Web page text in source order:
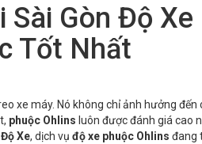
Gòn Độ
Tốt Nhất
xe máy. Nó không chỉ ảnh hưởng
phuộc Ohlins luôn được đánh giá cao
Xe, dịch vụ độ xe phuộc Ohlins đang